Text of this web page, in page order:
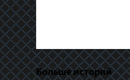
Больше историй